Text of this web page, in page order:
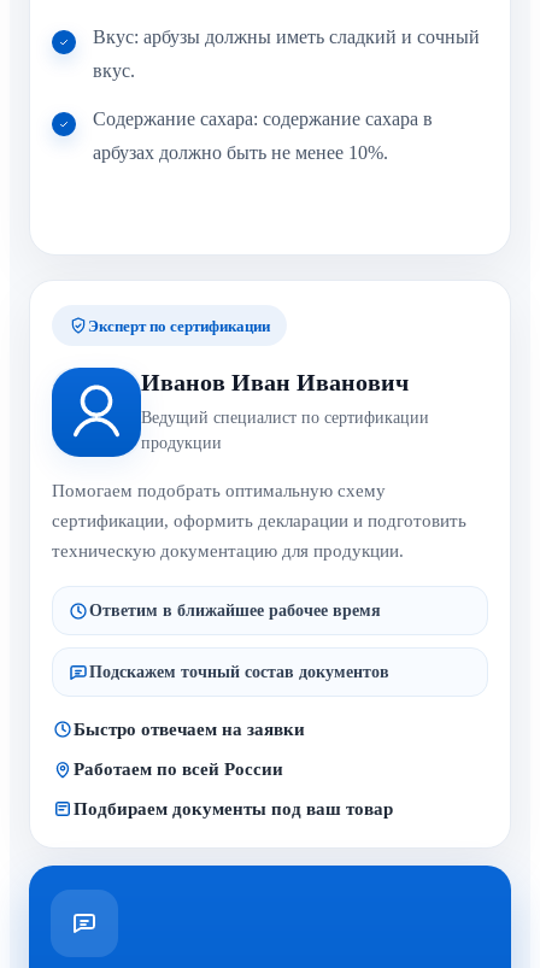
Вкус: арбузы должны иметь сладкий и сочный
вкус.
Содержание сахара: содержание сахара в
арбузах должно быть не менее 10%.
Эксперт по сертификации
Иванов Иван Иванович
Ведущий специалист по сертификации
продукции
Помогаем подобрать оптимальную схему
сертификации, оформить декларации и подготовить
техническую документацию для продукции.
Ответим в ближайшее рабочее время
Подскажем точный состав документов
Быстро отвечаем на заявки
Работаем по всей России
Подбираем документы под ваш товар